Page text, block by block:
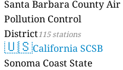
Santa Barbara County Air
Pollution Control
District115 stations
🇺🇸California SCSB
Sonoma Coast State